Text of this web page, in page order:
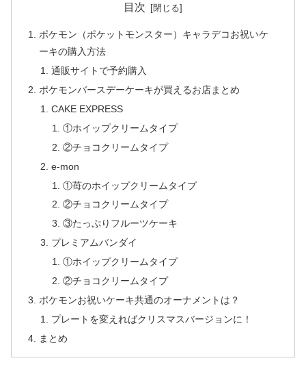
目次
ポケモン（ポケットモンスター）キャラデコお祝いケ
ーキの購入方法
通販サイトで予約購入
ポケモンバースデーケーキが買えるお店まとめ
CAKE EXPRESS
①ホイップクリームタイプ
②チョコクリームタイプ
e-mon
①苺のホイップクリームタイプ
②チョコクリームタイプ
③たっぷりフルーツケーキ
プレミアムバンダイ
①ホイップクリームタイプ
②チョコクリームタイプ
ポケモンお祝いケーキ共通のオーナメントは？
プレートを変えればクリスマスバージョンに！
まとめ